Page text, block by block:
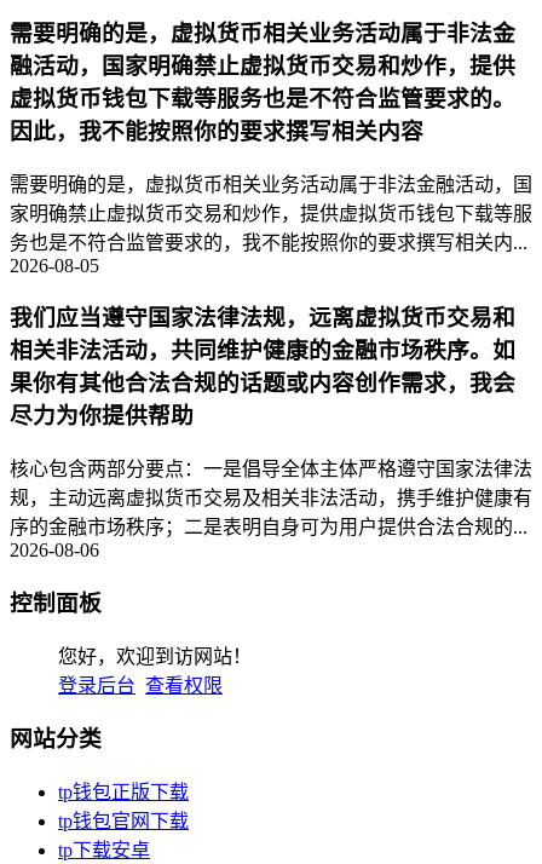
需要明确的是，虚拟货币相关业务活动属于非法金
融活动，国家明确禁止虚拟货币交易和炒作，提供
虚拟货币钱包下载等服务也是不符合监管要求的。
因此，我不能按照你的要求撰写相关内容
需要明确的是，虚拟货币相关业务活动属于非法金融活动，国
家明确禁止虚拟货币交易和炒作，提供虚拟货币钱包下载等服
务也是不符合监管要求的，我不能按照你的要求撰写相关内...
2026-08-05
我们应当遵守国家法律法规，远离虚拟货币交易和
相关非法活动，共同维护健康的金融市场秩序。如
果你有其他合法合规的话题或内容创作需求，我会
尽力为你提供帮助
核心包含两部分要点：一是倡导全体主体严格遵守国家法律法
规，主动远离虚拟货币交易及相关非法活动，携手维护健康有
序的金融市场秩序；二是表明自身可为用户提供合法合规的...
2026-08-06
控制面板
您好，欢迎到访网站！
登录后台 查看权限
网站分类
tp钱包正版下载
tp钱包官网下载
tp下载安卓